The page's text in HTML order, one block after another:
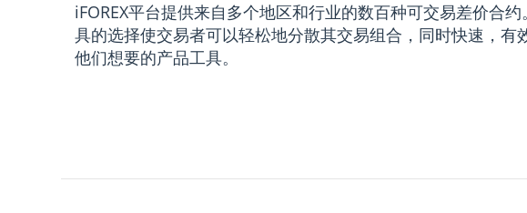
iFOREX平台提供来自多个地区和行业的数百种可交易差价合约
具的选择使交易者可以轻松地分散其交易组合，同时快速，有
他们想要的产品工具。